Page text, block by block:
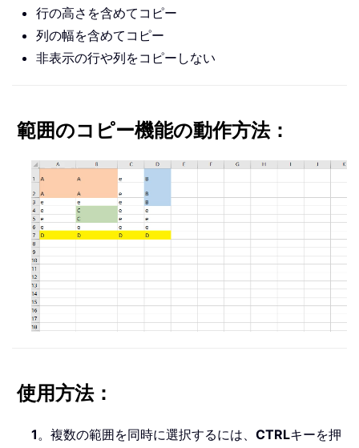
行の高さを含めてコピー
列の幅を含めてコピー
非表示の行や列をコピーしない
範囲のコピー機能の動作方法：
使用方法：
1。複数の範囲を同時に選択するには、 CTRLキーを押